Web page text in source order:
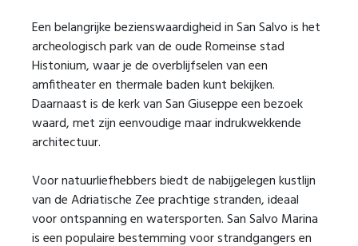
Een belangrijke bezienswaardigheid in San Salvo is het
archeologisch park van de oude Romeinse stad
Histonium, waar je de overblijfselen van een
amfitheater en thermale baden kunt bekijken.
Daarnaast is de kerk van San Giuseppe een bezoek
waard, met zijn eenvoudige maar indrukwekkende
architectuur.
Voor natuurliefhebbers biedt de nabijgelegen kustlijn
van de Adriatische Zee prachtige stranden, ideaal
voor ontspanning en watersporten. San Salvo Marina
is een populaire bestemming voor strandgangers en